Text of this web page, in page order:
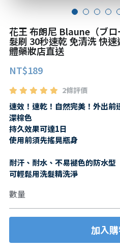
處方/醫學康復治療藥
親子/嬰幼兒用品
花王 布朗尼 Blaune（ブ
髮刷 30秒速乾 免清洗 快
體藥妝店直送
NT$189
2條評價
速效！速乾！自然完美！外出前
深棕色
持久效果可達1日
使用前須先搖晃瓶身
耐汗、耐水、不易褪色的防水型
可輕鬆用洗髮精洗淨
數量
加入